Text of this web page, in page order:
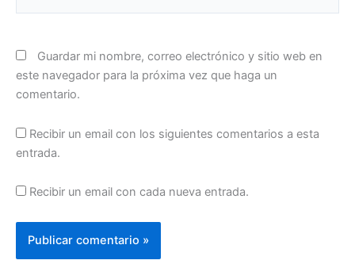
Guardar mi nombre, correo electrónico y sitio web en
este navegador para la próxima vez que haga un
comentario.
Recibir un email con los siguientes comentarios a esta
entrada.
Recibir un email con cada nueva entrada.